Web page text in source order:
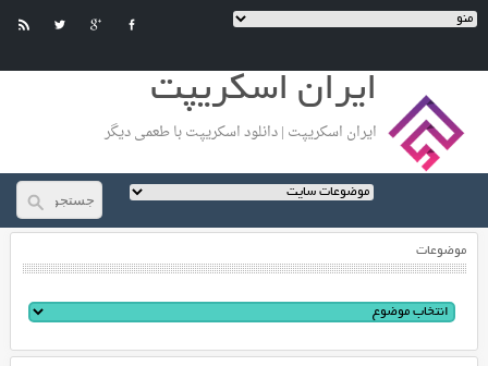
ایران اسکریپت
ایران اسکریپت | دانلود اسکریپت با طعمی دیگر
موضوعات